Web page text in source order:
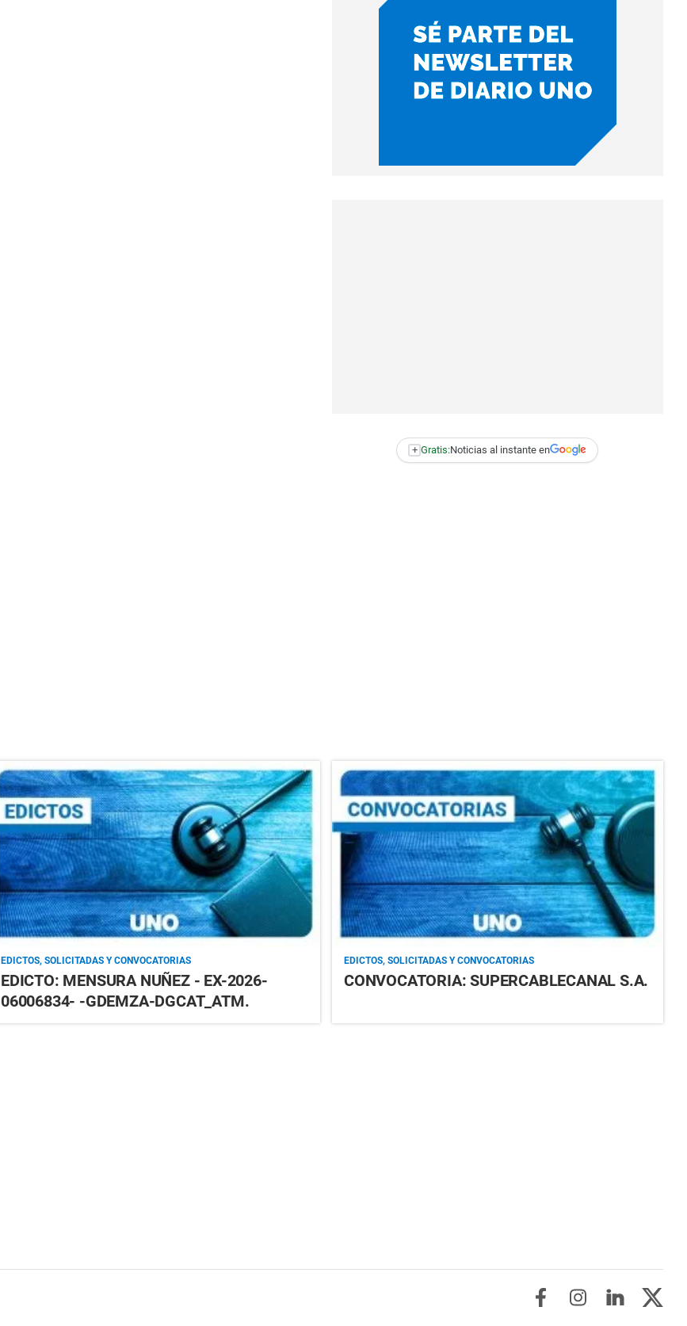
+ Gratis:Noticias al instante en
EDICTOS, SOLICITADAS Y CONVOCATORIAS
EDICTO: MENSURA NUÑEZ - EX-2026-
06006834- -GDEMZA-DGCAT_ATM.
EDICTOS, SOLICITADAS Y CONVOCATORIAS
CONVOCATORIA: SUPERCABLECANAL S.A.